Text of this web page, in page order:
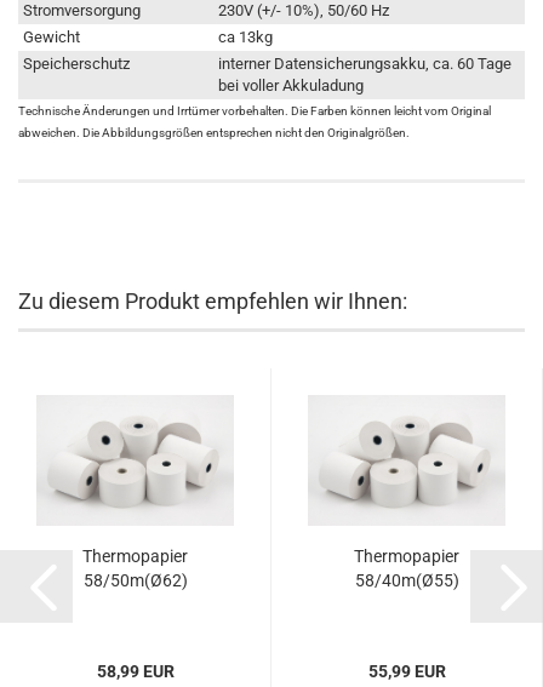
Stromversorgung
230V (+/- 10%), 50/60 Hz
Gewicht
ca 13kg
Speicherschutz
interner Datensicherungsakku, ca. 60 Tage
bei voller Akkuladung
Technische Änderungen und Irrtümer vorbehalten. Die Farben können leicht vom Original
abweichen. Die Abbildungsgrößen entsprechen nicht den Originalgrößen.
Zu diesem Produkt empfehlen wir Ihnen:
Thermopapier
58/50m(Ø62)
58,99 EUR
Thermopapier
58/40m(Ø55)
55,99 EUR